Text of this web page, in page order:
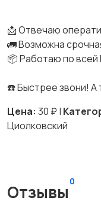
📩 Отвечаю
🚛 Возможна
📦 Работаю по всей
☎️ Быстрее звони! А
Цена: 30 ₽ |
Циолковский
Отзывы
0